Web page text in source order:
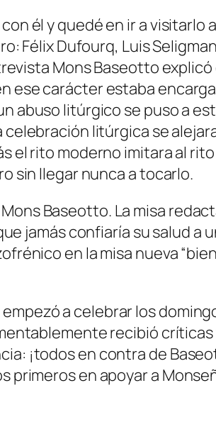
él y quedé en ir a
Félix Dufourq, Luis
Mons Baseotto
ese carácter estaba
abuso litúrgico se puso a
litúrgica se
el rito moderno imitara al
sin llegar nunca a tocarlo.
Baseotto. La misa
jamás confiaría su salud
en la misa nueva
a celebrar los
recibió
¡todos en contra de
primeros en apoyar a